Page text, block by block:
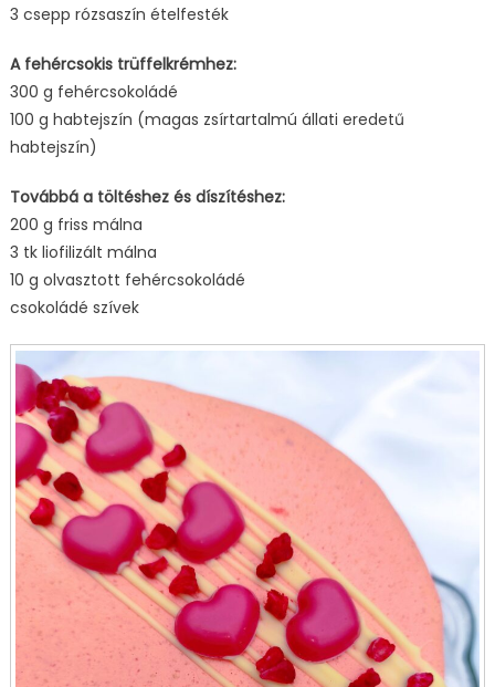
3 csepp rózsaszín ételfesték
A fehércsokis trüffelkrémhez:
300 g fehércsokoládé
100 g habtejszín (magas zsírtartalmú állati eredetű
habtejszín)
Továbbá a töltéshez és díszítéshez:
200 g friss málna
3 tk liofilizált málna
10 g olvasztott fehércsokoládé
csokoládé szívek